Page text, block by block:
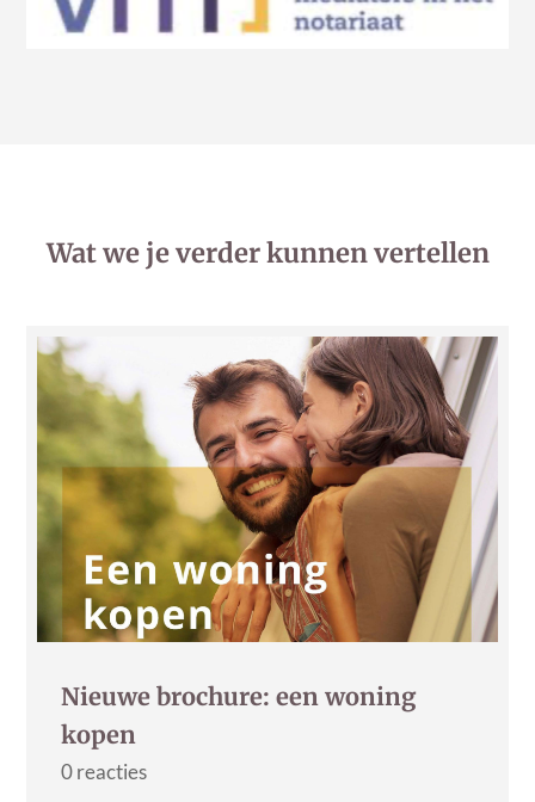
Wat we je verder kunnen vertellen
Nieuwe brochure: een woning
kopen
0 reacties